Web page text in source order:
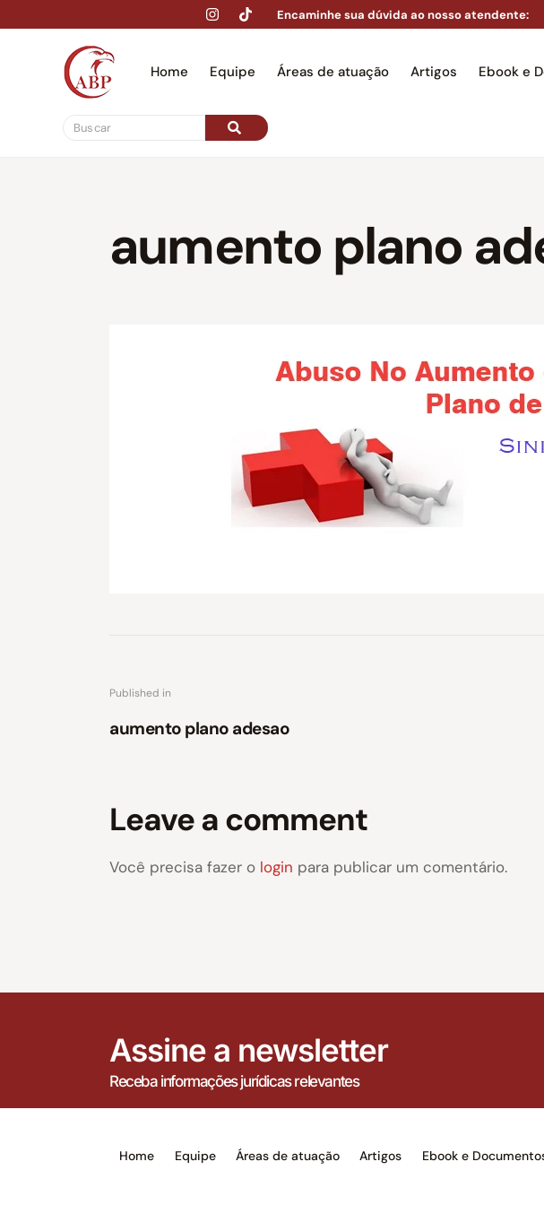
Encaminhe sua dúvida ao nosso atendente:
Home Equipe Áreas de atuação Artigos Ebook e
aumento plano
Published in
aumento plano adesao
Leave a comment
Você precisa fazer o login para publicar um comentário.
Assine a newsletter
Receba informações jurídicas relevantes
Home Equipe Áreas de atuação Artigos Ebook e